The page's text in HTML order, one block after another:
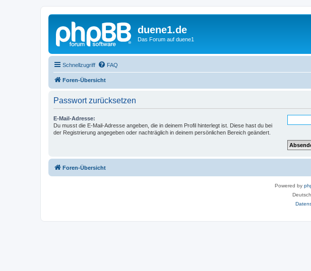
duene1.de
Das Forum auf duene1
Schnellzugriff FAQ
Foren-Übersicht
Passwort zurücksetzen
E-Mail-Adresse:
Du musst die E-Mail-Adresse angeben, die in deinem Profil hinterlegt ist. Diese hast du bei
der Registrierung angegeben oder nachträglich in deinem persönlichen Bereich geändert.
Foren-Übersicht
Powered by